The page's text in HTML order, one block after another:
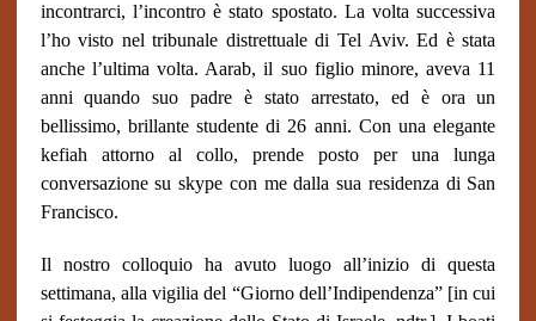
incontrarci, l’incontro è stato spostato. La volta successiva
l’ho visto nel tribunale distrettuale di Tel Aviv. Ed è stata
anche l’ultima volta. Aarab, il suo figlio minore, aveva 11
anni quando suo padre è stato arrestato, ed è ora un
bellissimo, brillante studente di 26 anni. Con una elegante
kefiah attorno al collo, prende posto per una lunga
conversazione su skype con me dalla sua residenza di San
Francisco.
Il nostro colloquio ha avuto luogo all’inizio di questa
settimana, alla vigilia del “Giorno dell’Indipendenza” [in cui